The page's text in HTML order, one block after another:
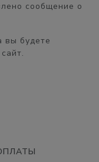
сообщение о
вы будете